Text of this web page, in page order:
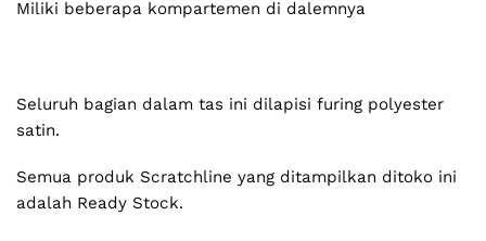
Miliki beberapa kompartemen di dalemnya
Seluruh bagian dalam tas ini dilapisi furing polyester
satin.
Semua produk Scratchline yang ditampilkan ditoko ini
adalah Ready Stock.